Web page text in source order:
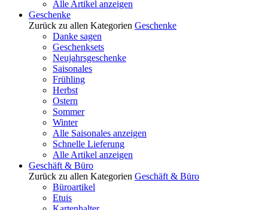
Alle Artikel anzeigen
Geschenke
Zurück zu allen Kategorien Geschenke
Danke sagen
Geschenksets
Neujahrsgeschenke
Saisonales
Frühling
Herbst
Ostern
Sommer
Winter
Alle Saisonales anzeigen
Schnelle Lieferung
Alle Artikel anzeigen
Geschäft & Büro
Zurück zu allen Kategorien Geschäft & Büro
Büroartikel
Etuis